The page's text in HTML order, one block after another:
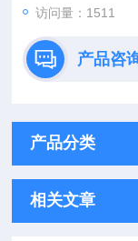
访问量：1511
产品咨
产品分类
相关文章